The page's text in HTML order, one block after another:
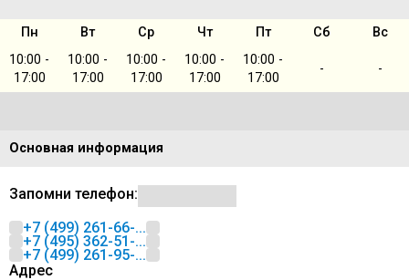
Пн Вт Ср Чт Пт Сб
Вс
10:00 -
17:00
10:00 -
17:00
10:00 -
17:00
10:00 -
17:00
10:00 -
17:00
- -
Основная информация
Запомни телефон:
+7 (499) 261-66-...
+7 (495) 362-51-...
+7 (499) 261-95-...
Адрес